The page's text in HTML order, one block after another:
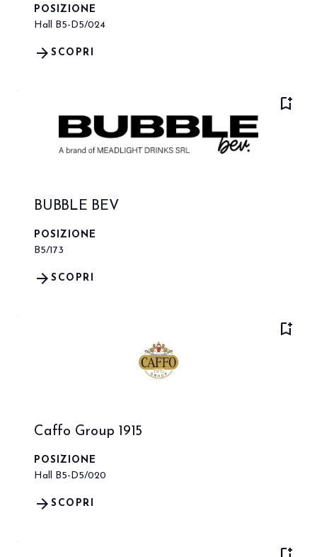
POSIZIONE
Hall B5-D5/024
SCOPRI
arrow_forward
bookmark_add
BUBBLE BEV
POSIZIONE
B5/173
SCOPRI
arrow_forward
bookmark_add
Caffo Group 1915
POSIZIONE
Hall B5-D5/020
SCOPRI
arrow_forward